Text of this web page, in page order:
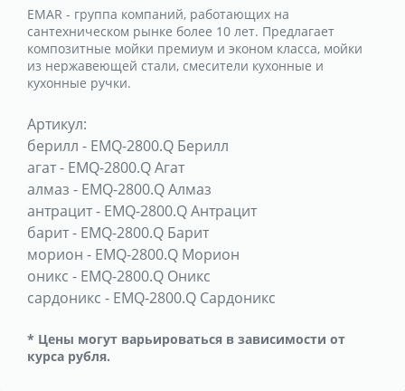
EMAR - группа компаний, работающих на
сантехническом рынке более 10 лет. Предлагает
композитные мойки премиум и эконом класса, мойки
из нержавеющей стали, смесители кухонные и
кухонные ручки.
Артикул:
берилл - EMQ-2800.Q Берилл
агат- EMQ-2800.Q Агат
алмаз - EMQ-2800.Q Алмаз
антрацит- EMQ-2800.Q Антрацит
барит- EMQ-2800.Q Барит
морион - EMQ-2800.Q Морион
оникс - EMQ-2800.Q Оникс
сардоникс - EMQ-2800.Q Сардоникс
* Цены могут варьироваться в зависимости от
курса рубля.